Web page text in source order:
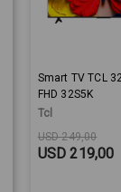
Smart TV TCL
FHD 32S5K
Tcl
Original
USD 249,00
Sale Price:
USD 219,00